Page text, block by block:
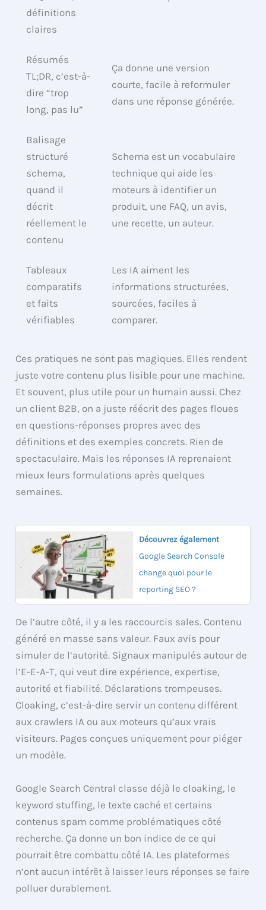
définitions
claires
Résumés
TL;DR, c’est-à-
dire “trop
long, pas lu”
Ça donne une version
courte, facile à reformuler
dans une réponse générée.
Balisage
structuré
schema,
quand il
décrit
réellement le
contenu
Schema est un vocabulaire
technique qui aide les
moteurs à identifier un
produit, une FAQ, un avis,
une recette, un auteur.
Tableaux
comparatifs
et faits
vérifiables
Les IA aiment les
informations structurées,
sourcées, faciles à
comparer.
Ces pratiques ne sont pas magiques. Elles rendent
juste votre contenu plus lisible pour une machine.
Et souvent, plus utile pour un humain aussi. Chez
un client B2B, on a juste réécrit des pages floues
en questions-réponses propres avec des
définitions et des exemples concrets. Rien de
spectaculaire. Mais les réponses IA reprenaient
mieux leurs formulations après quelques
semaines.
Découvrez également
Google Search Console
change quoi pour le
reporting SEO ?
De l’autre côté, il y a les raccourcis sales. Contenu
généré en masse sans valeur. Faux avis pour
simuler de l’autorité. Signaux manipulés autour de
l’E-E-A-T, qui veut dire expérience, expertise,
autorité et fiabilité. Déclarations trompeuses.
Cloaking, c’est-à-dire servir un contenu différent
aux crawlers IA ou aux moteurs qu’aux vrais
visiteurs. Pages conçues uniquement pour piéger
un modèle.
Google Search Central classe déjà le cloaking, le
keyword stuffing, le texte caché et certains
contenus spam comme problématiques côté
recherche. Ça donne un bon indice de ce qui
pourrait être combattu côté IA. Les plateformes
n’ont aucun intérêt à laisser leurs réponses se faire
polluer durablement.